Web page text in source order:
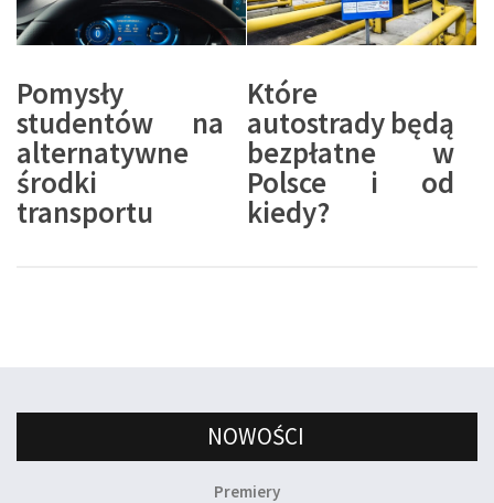
Pomysły
studentów na
alternatywne
środki
transportu
Które
autostrady będą
bezpłatne w
Polsce i od
kiedy?
NOWOŚCI
Premiery